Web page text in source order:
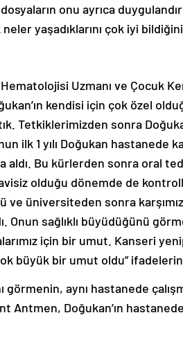
onu ayrıca
yaşadıklarını çok iyi
Uzmanı ve Çocuk
kendisi için çok özel
Tetkiklerimizden sonra
ilk 1 yılı Doğukan hastanede
aldı. Bu kürlerden sonra oral
olduğu dönemde de
üniversiteden sonra
Onun sağlıklı büyüdüğünü
için bir umut. Kanseri
büyük bir umut oldu”
görmenin, aynı hastanede
Antmen, Doğukan’ın